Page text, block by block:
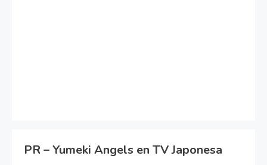
PR – Yumeki Angels en TV Japonesa